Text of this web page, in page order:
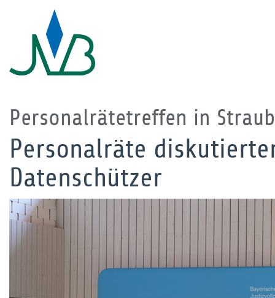
Personalrätetreffen in
Personalräte
Datenschützer